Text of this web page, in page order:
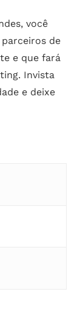
você
de
e que fará
Invista
e deixe